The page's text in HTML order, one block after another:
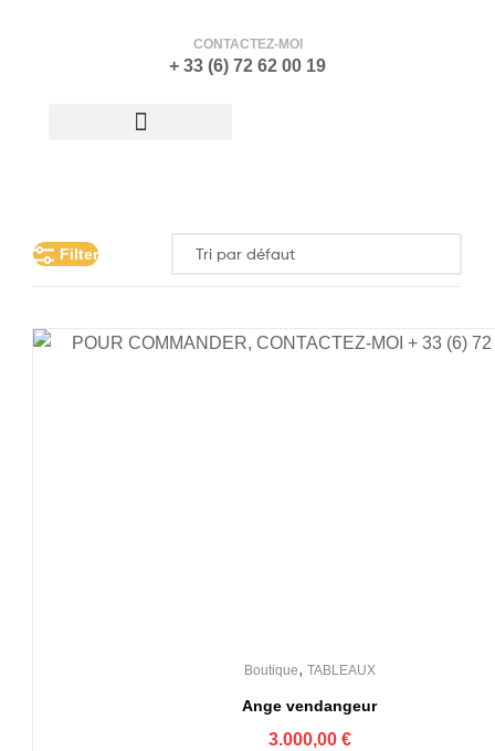
CONTACTEZ-MOI
+ 33 (6) 72 62 00 19
Filter
Boutique, TABLEAUX
Ange vendangeur
3.000,00 €